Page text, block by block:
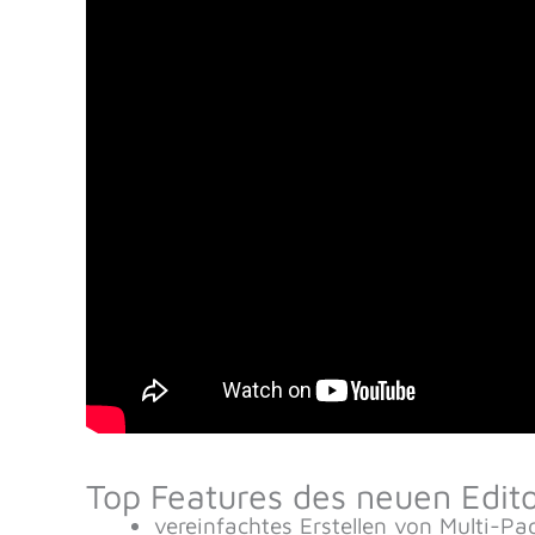
Top Features des neuen
vereinfachtes Erstellen von Multi-